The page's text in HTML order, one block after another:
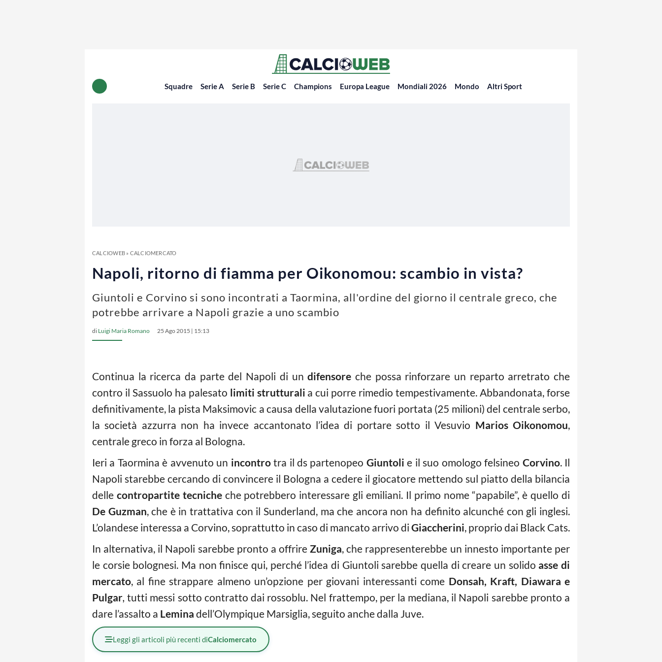
Squadre Serie A Serie B Serie C Champions Europa League Mondiali 2026 Mondo Altri Sport
CALCIOWEB» CALCIOMERCATO
Napoli, ritorno di fiamma per Oikonomou: scambio in vista?
Giuntoli e Corvino si sono incontrati a Taormina, all'ordine del giorno il centrale greco, che
potrebbe arrivare a Napoli grazie a uno scambio
di Luigi Maria Romano 25 Ago 2015 | 15:13
Continua la ricerca da parte del Napoli di undifensore che possa rinforzare un reparto arretrato che
contro il Sassuolo ha palesato limiti strutturali a cui porre rimedio tempestivamente. Abbandonata, forse
definitivamente, la pista Maksimovic a causa della valutazione fuori portata (25 milioni) del centrale serbo,
la società azzurra non ha invece accantonato l’idea di portare sotto il Vesuvio Marios Oikonomou,
centrale greco in forza al Bologna.
Ieri a Taormina è avvenuto un incontrotra il ds partenopeo Giuntoli e il suo omologo felsineo Corvino. Il
Napoli starebbe cercando di convincere il Bologna a cedere il giocatore mettendo sul piatto della bilancia
delle contropartite tecnicheche potrebbero interessare gli emiliani. Il primo nome “papabile”, è quello di
De Guzman, che è in trattativa con il Sunderland, ma che ancora non ha definito alcunché con gli inglesi.
L’olandese interessa a Corvino, soprattutto in caso di mancato arrivo di Giaccherini, proprio dai Black Cats.
In alternativa, il Napoli sarebbe pronto a offrireZuniga, che rappresenterebbe un innesto importante per
le corsie bolognesi. Ma non finisce qui, perché l’idea di Giuntoli sarebbe quella di creare un solido asse di
mercato, al fine strappare almeno un’opzione per giovani interessanti come Donsah, Kraft, Diawara e
Pulgar,tutti messi sotto contratto dai rossoblu. Nel frattempo, per la mediana, il Napoli sarebbe pronto a
dare l’assalto a Lemina dell’Olympique Marsiglia, seguito anche dalla Juve.
Leggi gli articoli più recenti diCalciomercato